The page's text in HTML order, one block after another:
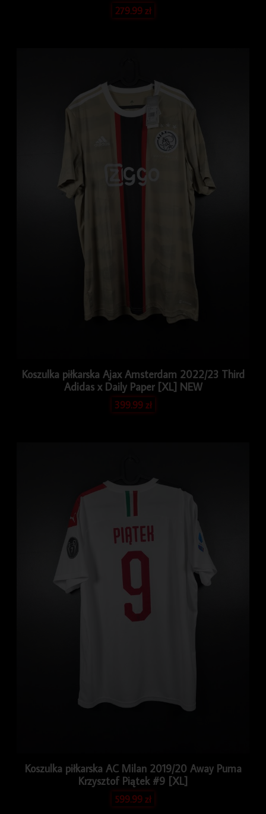
279.99zł
Koszulka piłkarska Ajax Amsterdam 2022/23 Third
Adidas x Daily Paper [XL] NEW
399.99zł
Koszulka piłkarska AC Milan 2019/20 Away Puma
Krzysztof Piątek #9 [XL]
599.99zł